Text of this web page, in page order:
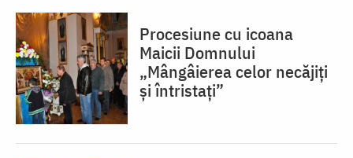
Procesiune cu icoana
Maicii Domnului
„Mângâierea celor necăjiți
și întristați”